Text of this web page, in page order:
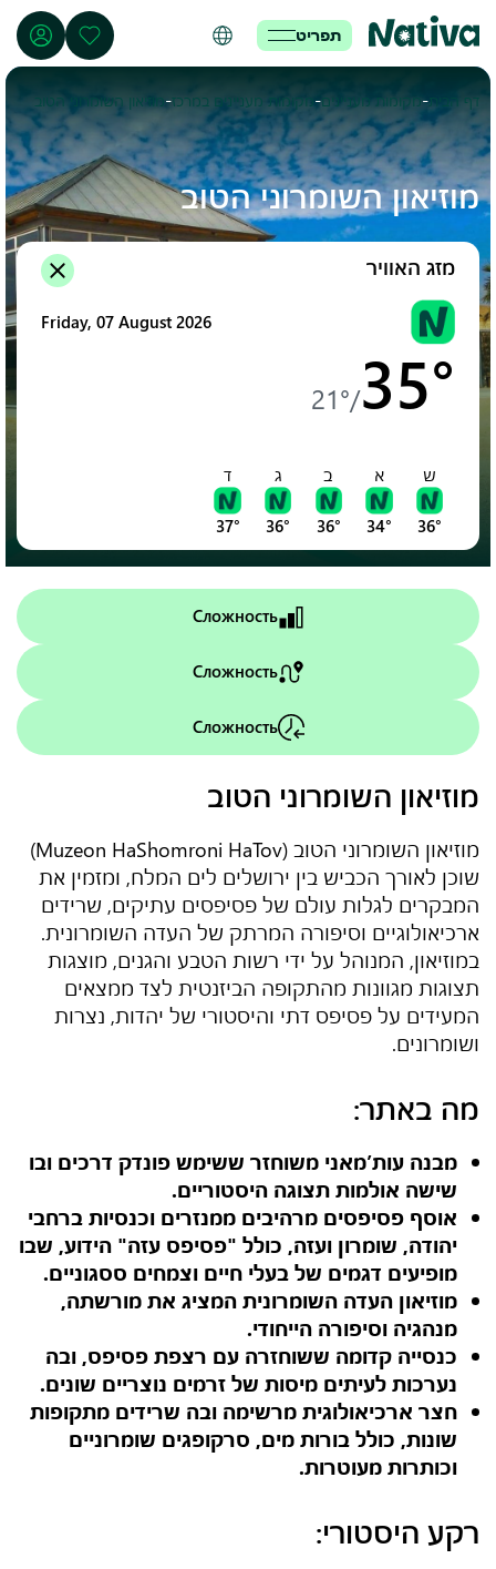
תפריט
דף הבית -מקומות מעניינים- מקומות מעניינים במרכז-מוזיאון השומרוני הטוב
מוזיאון השומרוני הטוב
מזג האוויר
Friday, 07 August 2026
35°
/
21°
ש
36°
א
34°
ב
36°
ג
36°
ד
37°
Сложность
Сложность
Сложность
מוזיאון השומרוני הטוב
מוזיאון השומרוני הטוב (Muzeon HaShomroni HaTov)
שוכן לאורך הכביש בין ירושלים לים המלח, ומזמין את
המבקרים לגלות עולם של פסיפסים עתיקים, שרידים
ארכיאולוגיים וסיפורה המרתק של העדה השומרונית.
במוזיאון, המנוהל על ידי רשות הטבע והגנים, מוצגות
תצוגות מגוונות מהתקופה הביזנטית לצד ממצאים
המעידים על פסיפס דתי והיסטורי של יהדות, נצרות
ושומרונים.
מה באתר:
מבנה עות’מאני משוחזר ששימש פונדק דרכים ובו
שישה אולמות תצוגה היסטוריים.
אוסף פסיפסים מרהיבים ממנזרים וכנסיות ברחבי
יהודה, שומרון ועזה, כולל "פסיפס עזה" הידוע, שבו
מופיעים דגמים של בעלי חיים וצמחים ססגוניים.
מוזיאון העדה השומרונית המציג את מורשתה,
מנהגיה וסיפורה הייחודי.
כנסייה קדומה ששוחזרה עם רצפת פסיפס, ובה
נערכות לעיתים מיסות של זרמים נוצריים שונים.
חצר ארכיאולוגית מרשימה ובה שרידים מתקופות
שונות, כולל בורות מים, סרקופגים שומרוניים
וכותרות מעוטרות.
רקע היסטורי: